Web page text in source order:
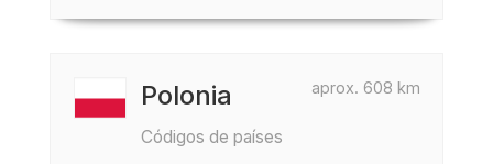
aprox. 608 km
Polonia
Códigos de países